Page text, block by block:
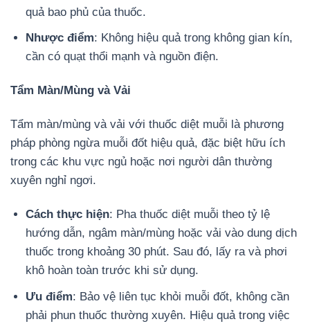
quả bao phủ của thuốc.
Nhược điểm: Không hiệu quả trong không gian kín,
cần có quạt thổi mạnh và nguồn điện.
Tẩm Màn/Mùng và Vải
Tẩm màn/mùng và vải với thuốc diệt muỗi là phương
pháp phòng ngừa muỗi đốt hiệu quả, đặc biệt hữu ích
trong các khu vực ngủ hoặc nơi người dân thường
xuyên nghỉ ngơi.
Cách thực hiện: Pha thuốc diệt muỗi theo tỷ lệ
hướng dẫn, ngâm màn/mùng hoặc vải vào dung dịch
thuốc trong khoảng 30 phút. Sau đó, lấy ra và phơi
khô hoàn toàn trước khi sử dụng.
Ưu điểm: Bảo vệ liên tục khỏi muỗi đốt, không cần
phải phun thuốc thường xuyên. Hiệu quả trong việc